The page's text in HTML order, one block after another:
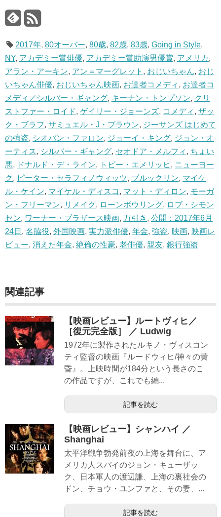
2017年, 80オーバー, 80歳, 82歳, 83歳, Going in Style,
NY, アカデミー賞俳優, アカデミー賞助演男優賞, アメリカ,
アラン・アーキン, アン＝マーグレット , おじいちゃん, おじ
いちゃん俳優, おじいちゃん映画, お達者コメディ , お達者コ
メディ／シルバー・ギャング, キーナン・トンプソン, クリ
ストファー・ロイド, ゲイリー・ジョーンズ, コメディ , ザッ
ク・ブラフ, サミュエル・J・ブラウン, ジーサンズ はじめて
の強盗, シオバン・ファロン, ジョーイ・キング, ジョン・オ
ーティス, シルバー・ギャング, セオドア・メルフィ , ちょい
悪, ドナルド・デ・ライン, トビー・エメリッヒ , ニューヨー
ク , ピーター・セラフィノウィッツ, ブルックリン, マイケ
ル・ケイン, マイケル・ディスコ , マット・ディロン, モーガ
ン・フリーマン, リメイク , ローンボウリング, ロブ・シモン
セン, ワーナー・ブラザース映画, 万引き , 公開：2017年6月
24日 , 名脇役, 外国映画, 実力派俳優, 年金, 強盗, 映画, 映画レ
ビュー, 消えた年金, 絶倫の性豪, 老俳優, 親友, 銀行強盗
関連記事
【映画レビュー】ルートヴィヒ／
［復元完全版］ ／ Ludwig
1972年に製作されたルキノ・ヴィスコン
ティ監督の映画『ルードウィヒ/神々の黄
昏』。上映時間が184分という長さのこ
の作品ですが、これでも編...
記事を読む
【映画レビュー】シャンハイ ／
Shanghai
太平洋戦争勃発前夜の上海を舞台に、ア
メリカ人スパイのジョン・キューザッ
ク、日本軍人の渡辺謙、上海の裏社会の
ドン、チョウ・ユンファと、その妻、...
記事を読む